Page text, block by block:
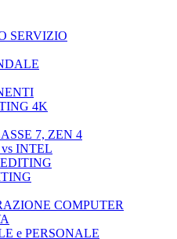
SERVIZIO
4K
7, ZEN 4
INTEL
COMPUTER
e PERSONALE